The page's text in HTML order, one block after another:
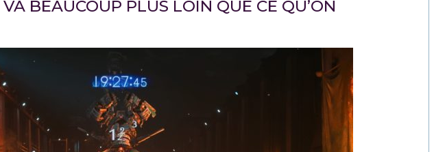
BEAUCOUP PLUS LOIN QUE CE QU’ON